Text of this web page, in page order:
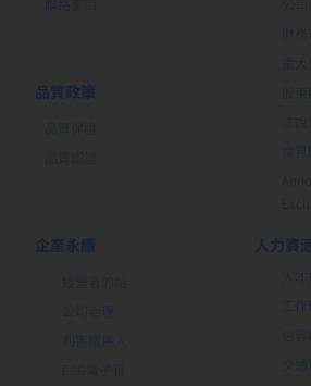
品質政策
品質保證
品質認證
財
重大
股
法
常見
企業永續
經營者的話
公司治理
利害關係人
ESG電子報
人力資
人
工作
包
交